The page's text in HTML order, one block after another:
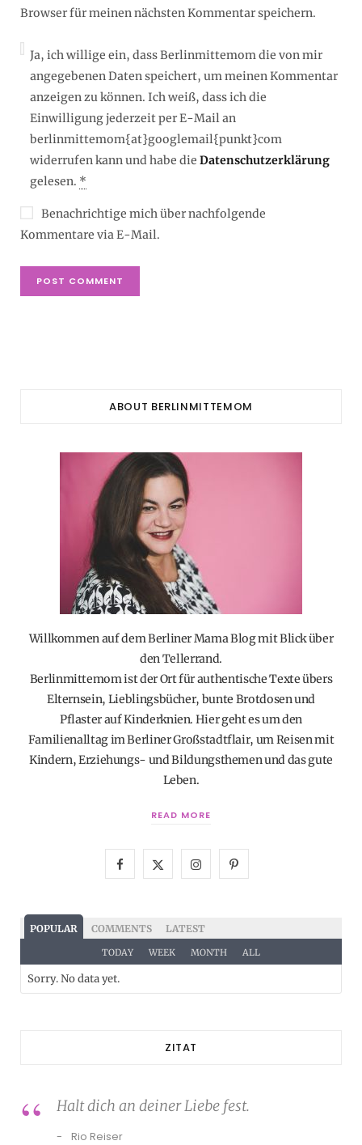
Browser für meinen nächsten Kommentar speichern.
Ja, ich willige ein, dass Berlinmittemom die von mir
angegebenen Daten speichert, um meinen Kommentar
anzeigen zu können. Ich weiß, dass ich die
Einwilligung jederzeit per E-Mail an
berlinmittemom{at}googlemail{punkt}com
widerrufen kann und habe die Datenschutzerklärung
gelesen. *
Benachrichtige mich über nachfolgende
Kommentare via E-Mail.
ABOUT BERLINMITTEMOM
Willkommen auf dem Berliner Mama Blog mit Blick über
den Tellerrand.
Berlinmittemom ist der Ort für authentische Texte übers
Elternsein, Lieblingsbücher, bunte Brotdosen und
Pflaster auf Kinderknien. Hier geht es um den
Familienalltag im Berliner Großstadtflair, um Reisen mit
Kindern, Erziehungs- und Bildungsthemen und das gute
Leben.
READ MORE
c
e
T
w
t
r
I
s
t
m
P
t
POPULAR COMMENTS LATEST
TODAY WEEK MONTH ALL
Sorry. No data yet.
ZITAT
Halt dich an deiner Liebe fest.
Rio Reiser